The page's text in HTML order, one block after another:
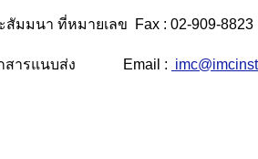
มนา ที่หมายเลข Fax : 02-909-8823
ารแนบส่ง Email :